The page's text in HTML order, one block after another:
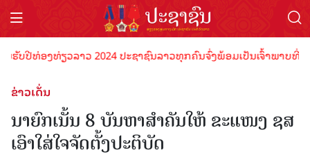
ທ່ອງທ່ຽວລາວ 2024 ປະຊາຊົນລາວທຸກຄົນຈົ່ງພ້ອມເປັນເຈົ້າພາບທີ່ດີ ຕ້
ຂ່າວເດັ່ນ
ນາຍົກເນັ້ນ 8 ບັນຫາສໍາຄັນໃຫ້ ຂະແໜງ ຊສ
ເອົາໃສ່ໃຈຈັດຕັ້ງປະຕິບັດ